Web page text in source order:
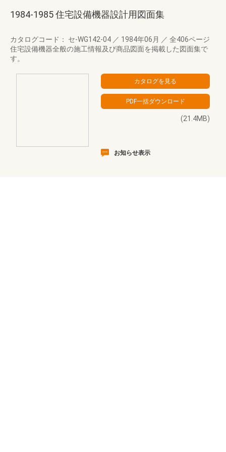
1984-1985 住宅設備機器設計用図面集
カタログコード： セ-WG142-04 ／ 1984年06月 ／ 全406ページ
住宅設備機器全般の施工情報及び商品図面を掲載した図面集で
す。
(21.4MB)
お知らせ表示